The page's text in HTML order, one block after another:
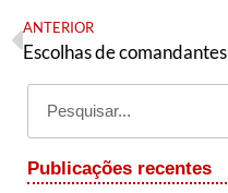
ANTERIOR
Escolhas de comandantes
Publicações recentes